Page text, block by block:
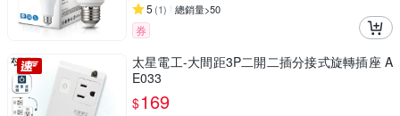
5 (1) 總銷量>50
券
太星電工-大間距3P二開二插分接式旋轉插座 A
E033
$169